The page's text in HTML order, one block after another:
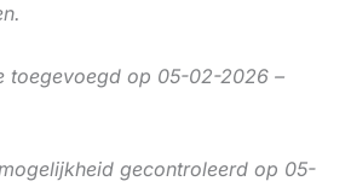
toegevoegd op 05-02-2026 –
gecontroleerd op 05-